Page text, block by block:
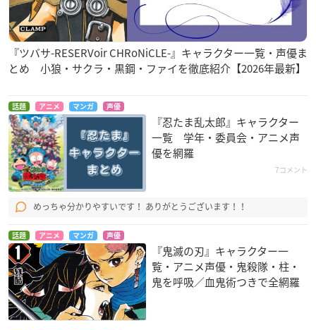
『ツバサ-RESERVoir CHRoNiCLE-』キャラクター一覧・声優ま
とめ 小狼・サクラ・黒鋼・ファイを徹底紹介【2026年最新】
話題 アニメ マンガ 声優
『忍たま乱太郎』キャラクター
一覧 学年・委員会・アニメ声
優を網羅
7コメント
めっちゃ分かりやすいです！ ありがとうございます！！
話題 アニメ マンガ 声優
『鬼滅の刃』キャラクター一
覧・アニメ声優・鬼殺隊・柱・
鬼を呼吸／血鬼術つきで全網羅